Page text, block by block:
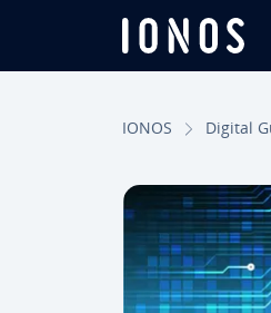
IONOS Digital